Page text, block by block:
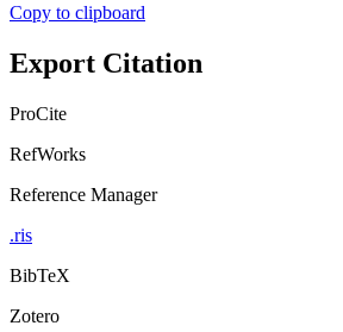
Copy to clipboard
Export Citation
ProCite
RefWorks
Reference Manager
.ris
BibTeX
Zotero